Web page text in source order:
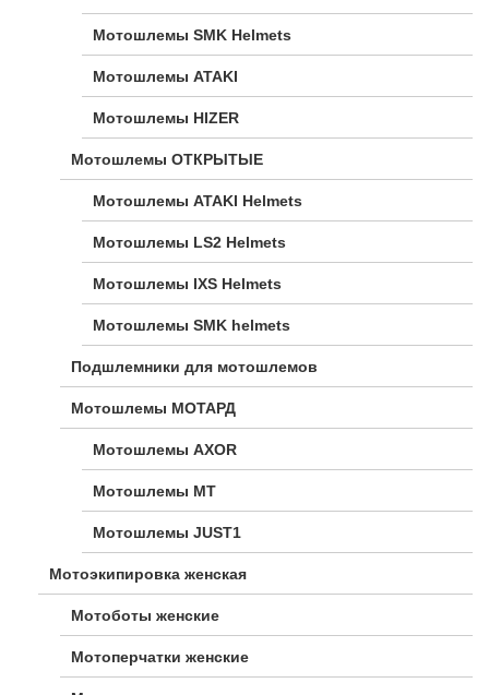
Мотошлемы SMK Helmets
Мотошлемы ATAKI
Мотошлемы HIZER
Мотошлемы ОТКРЫТЫЕ
Мотошлемы ATAKI Helmets
Мотошлемы LS2 Helmets
Мотошлемы IXS Helmets
Мотошлемы SMK helmets
Подшлемники для мотошлемов
Мотошлемы МОТАРД
Мотошлемы AXOR
Мотошлемы MT
Мотошлемы JUST1
Мотоэкипировка женская
Мотоботы женские
Мотоперчатки женские